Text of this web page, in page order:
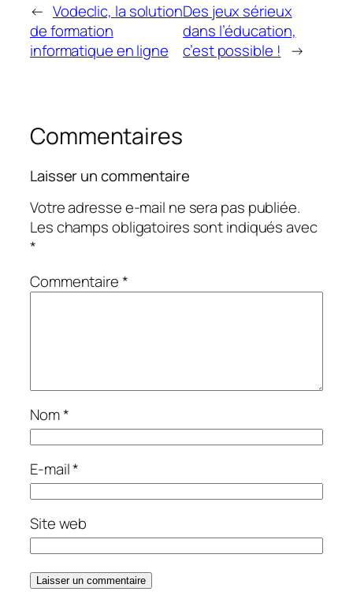
← Vodeclic, la solution
de formation
informatique en ligne
Des jeux sérieux
dans l’éducation,
c’est possible ! →
Commentaires
Laisser un commentaire
Votre adresse e-mail ne sera pas publiée.
Les champs obligatoires sont indiqués avec
*
Commentaire*
Nom*
E-mail*
Site web